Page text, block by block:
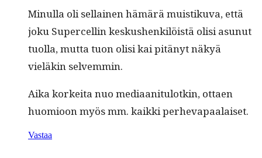
Min­ul­la oli sel­l­ainen hämärä muis­tiku­va, että
joku Super­cellin keskushenkilöistä olisi asunut
tuol­la, mut­ta tuon olisi kai pitänyt näkyä
vieläkin selvemmin.
Aika korkei­ta nuo medi­aan­i­t­u­lotkin, ottaen
huomioon myös mm. kaik­ki perhevapaalaiset.
Vastaa